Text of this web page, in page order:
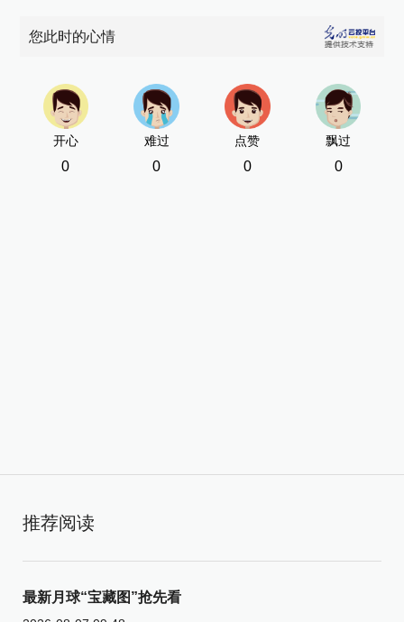
您此时的心情
开心
0
难过
0
点赞
0
飘过
0
推荐阅读
最新月球“宝藏图”抢先看